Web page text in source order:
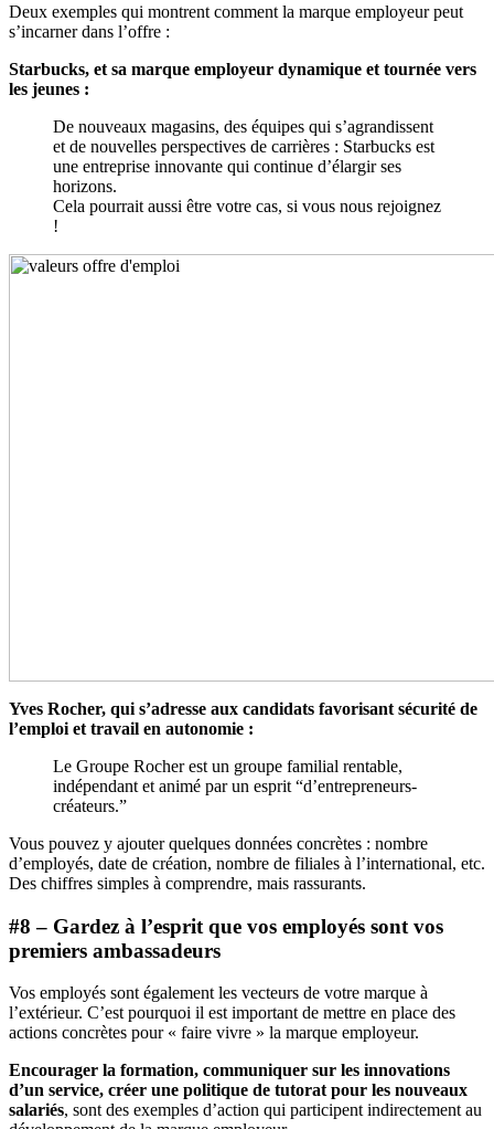
Deux exemples qui montrent comment la marque employeur peut
s’incarner dans l’offre :
Starbucks, et sa marque employeur dynamique et tournée vers
les jeunes :
De nouveaux magasins, des équipes qui s’agrandissent
et de nouvelles perspectives de carrières : Starbucks est
une entreprise innovante qui continue d’élargir ses
horizons.
Cela pourrait aussi être votre cas, si vous nous rejoignez
!
Yves Rocher, qui s’adresse aux candidats favorisant sécurité de
l’emploi et travail en autonomie :
Le Groupe Rocher est un groupe familial rentable,
indépendant et animé par un esprit “d’entrepreneurs-
créateurs.”
Vous pouvez y ajouter quelques données concrètes : nombre
d’employés, date de création, nombre de filiales à l’international, etc.
Des chiffres simples à comprendre, mais rassurants.
#8 – Gardez à l’esprit que vos employés sont vos
premiers ambassadeurs
Vos employés sont également les vecteurs de votre marque à
l’extérieur. C’est pourquoi il est important de mettre en place des
actions concrètes pour « faire vivre » la marque employeur.
Encourager la formation, communiquer sur les innovations
d’un service, créer une politique de tutorat pour les nouveaux
salariés, sont des exemples d’action qui participent indirectement au